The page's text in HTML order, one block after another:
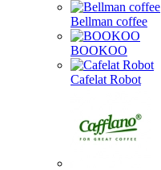
Bellman coffee
BOOKOO
Cafelat Robot